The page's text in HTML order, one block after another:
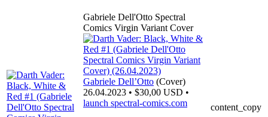
Gabriele Dell'Otto Spectral
Comics Virgin Variant Cover
Gabriele Dell’Otto (Cover)
26.04.2023 • $30,00 USD •
launch spectral-comics.com
content_copy